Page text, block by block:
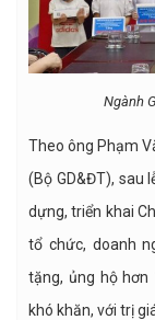
Ngành
Theo ông Phạm
(Bộ GD&ĐT), sau
dựng, triển khai
tổ chức, doanh
tặng, ủng hộ hơn
khó khăn, với trị